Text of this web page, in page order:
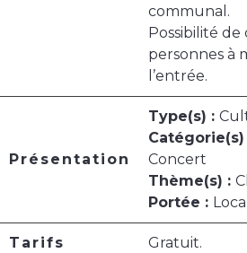
communal.
Possibilité
personnes à
l’entrée.
Présentation
Type(s) :
Catégorie(s)
Concert
Thème(s) :
Portée :
Tarifs Gratuit.